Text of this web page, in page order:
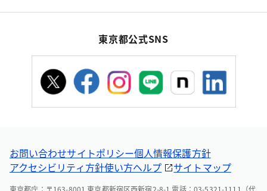
東京都公式SNS
お問い合わせサイトポリシー個人情報保護方針
アクセシビリティ方針使い方ヘルプ サイトマップ
東京都庁：〒163-8001 東京都新宿区西新宿2-8-1 電話：03-5321-1111（代